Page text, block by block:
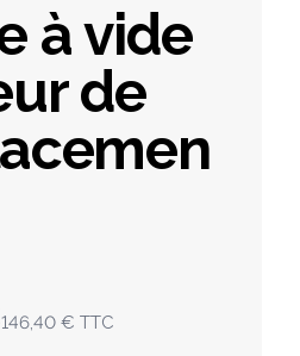
à vide
de
146,40 € TTC